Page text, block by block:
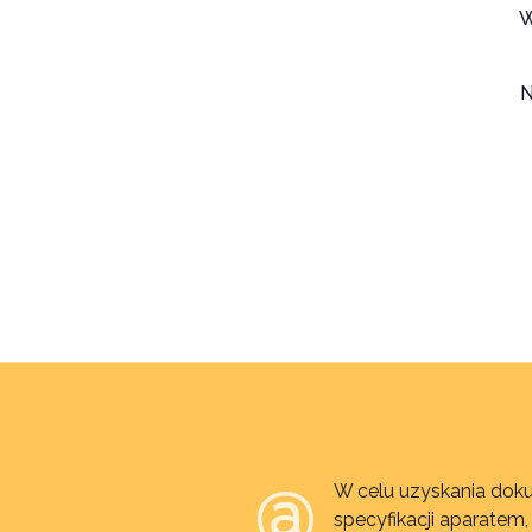
W celu uzyskania
specyfikacji